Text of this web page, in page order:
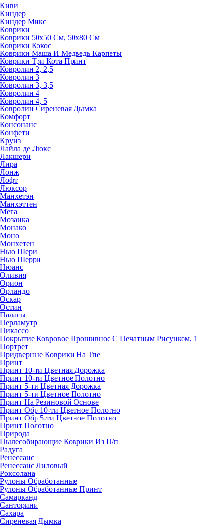
Киви
Киндер
Киндер Микс
Коврики
Коврики 50х50 См, 50х80 См
Коврики Кокос
Коврики Маша И Медведь Карпеты
Коврики Три Кота Принт
Ковролин 2, 2,5
Ковролин 3
Ковролин 3, 3,5
Ковролин 4
Ковролин 4, 5
Ковролин Сиреневая Дымка
Комфорт
Консонанс
Конфети
Круиз
Лайла де Люкс
Лакшери
Лира
Лонж
Лофт
Люксор
Манхетэн
Манхэттен
Мега
Мозаика
Монако
Моно
Монхетен
Нью Шери
Нью Шерри
Нюанс
Оливия
Орион
Орландо
Оскар
Остин
Паласы
Перламутр
Пикассо
Покрытие Ковровое Прошивное С Печатным Рисунком, 1
Портрет
Придверные Коврики На Тпе
Принт
Принт 10-ти Цветная Дорожка
Принт 10-ти Цветное Полотно
Принт 5-ти Цветная Дорожка
Принт 5-ти Цветное Полотно
Принт На Резиновой Основе
Принт Обр 10-ти Цветное Полотно
Принт Обр 5-ти Цветное Полотно
Принт Полотно
Природа
Пылесобирающие Коврики Из П/п
Радуга
Ренессанс
Ренессанс Лиловый
Роксолана
Рулоны Обработанные
Рулоны Обработанные Принт
Самарканд
Санторини
Сахара
Сиреневая Дымка